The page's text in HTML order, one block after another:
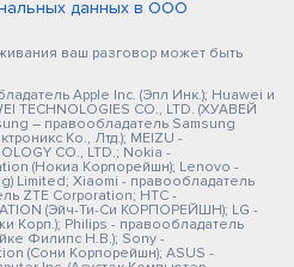
данных в ООО
ваш разговор может быть
Apple Inc. (Эпл Инк.); Huawei и
TECHNOLOGIES CO., LTD. (ХУАВЕЙ
– правообладатель Samsung
Ко., Лтд.); MEIZU -
CO., LTD.; Nokia -
(Нокиа Корпорейшн); Lenovo -
Limited; Xiaomi - правообладатель
ZTE Corporation; HTC -
(Эйч-Ти-Си КОРПОРЕЙШН); LG -
Корп.); Philips - правообладатель
Филипс Н.В.); Sony -
(Сони Корпорейшн); ASUS -